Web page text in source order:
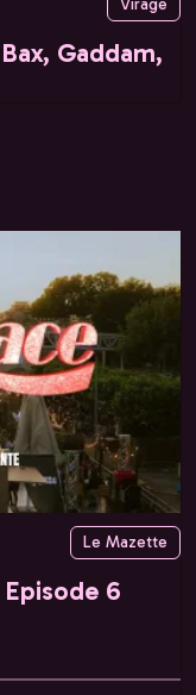
Virage
Gaddam,
Le Mazette
6